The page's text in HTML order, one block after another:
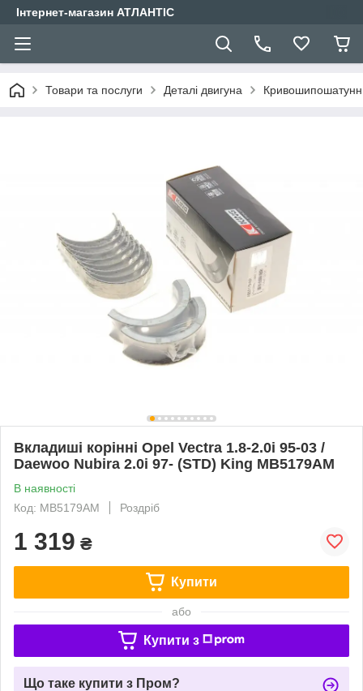
Інтернет-магазин АТЛАНТІС
Товари та послуги Деталі двигуна
Вкладиші корінні Opel Vectra 1.8-2.0i 95-03 /
Daewoo Nubira 2.0i 97- (STD) King MB5179AM
В наявності
Код: MB5179AM
Роздріб
1 319 ₴
Купити
або
Купити з
Що таке купити з Пром?